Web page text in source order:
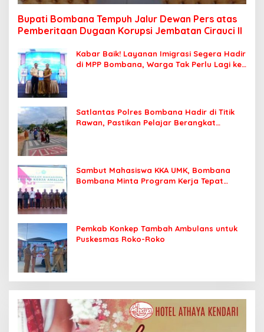
Bupati Bombana Tempuh Jalur Dewan Pers atas
Pemberitaan Dugaan Korupsi Jembatan Cirauci II
Kabar Baik! Layanan Imigrasi Segera Hadir
di MPP Bombana, Warga Tak Perlu Lagi ke
Satlantas Polres Bombana Hadir di Titik
Rawan, Pastikan Pelajar Berangkat
Sambut Mahasiswa KKA UMK, Bombana
Bombana Minta Program Kerja Tepat
Pemkab Konkep Tambah Ambulans untuk
Puskesmas Roko-Roko